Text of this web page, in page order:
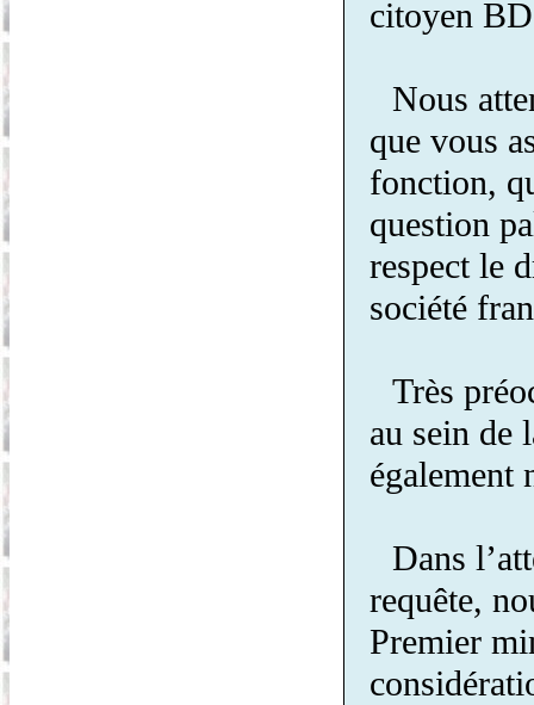
citoyen
Nous
que vous
fonction,
question
respect le
société
Très
au sein de
également
Dans
requête,
Premier